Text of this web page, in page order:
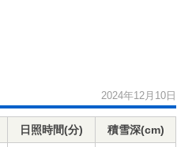
2024年12月10日
日照時間(分) 積雪深(cm)